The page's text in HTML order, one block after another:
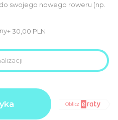
swojego nowego roweru (np.
+ 30,00 PLN